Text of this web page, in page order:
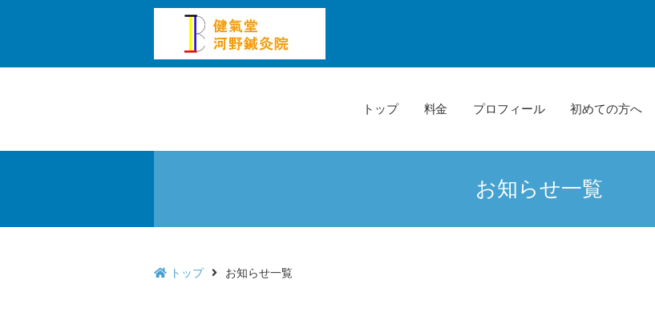
トップ 料金 プロフィール 初めての方へ
お知らせ一覧
トップ お知らせ一覧